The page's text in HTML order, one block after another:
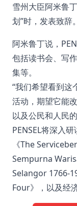
雪州大臣阿米鲁
划”时，发表致辞。
阿米鲁丁说，
包括读书会、写
集等。
“我们希望看到这
活动，期望它能
以及公民和人民
PENSEL将深入
《The
Sempurna
Selangor 1766-
Four》，以及经